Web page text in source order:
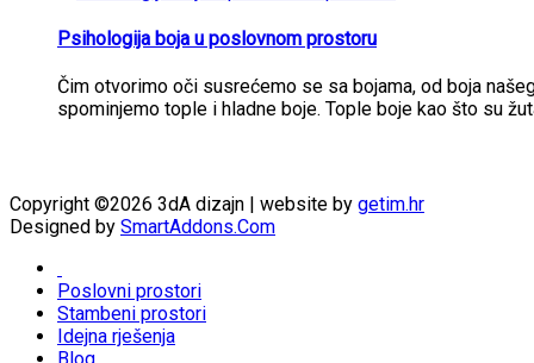
Psihologija boja u poslovnom prostoru
Čim otvorimo oči susrećemo se sa bojama, od boja
spominjemo tople i hladne boje. Tople boje kao što su
Copyright ©2026 3dA dizajn | website by getim.hr
Designed by SmartAddons.Com
Poslovni prostori
Stambeni prostori
Idejna rješenja